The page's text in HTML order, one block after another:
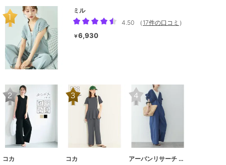
ミル
4.50
（ 17件の口コミ ）
￥6,930
コカ コカ アーバンリサーチ サニーレーベル